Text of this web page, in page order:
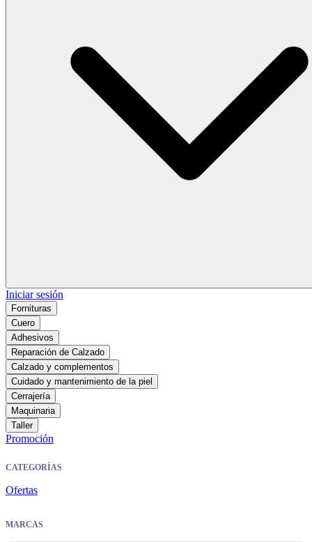
Iniciar sesión
Fornituras
Cuero
Adhesivos
Reparación de Calzado
Calzado y complementos
Cuidado y mantenimiento de la piel
Cerrajería
Maquinaria
Taller
Promoción
CATEGORÍAS
Ofertas
MARCAS